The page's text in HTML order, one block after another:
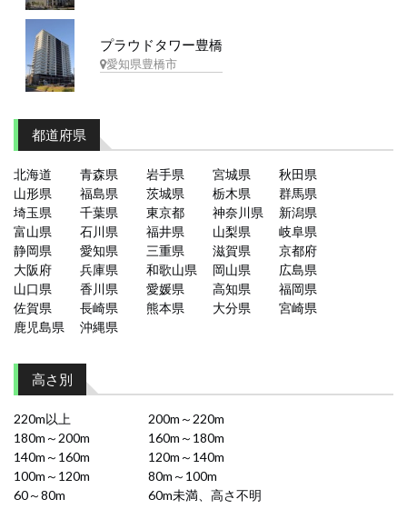
プラウドタワー豊橋
愛知県豊橋市
都道府県
北海道 青森県 岩手県 宮城県
秋田県
山形県
福島県 茨城県 栃木県
群馬県
埼玉県
千葉県 東京都 神奈川県
新潟県
富山県
石川県 福井県 山梨県
岐阜県
静岡県
愛知県 三重県 滋賀県
京都府
大阪府
兵庫県 和歌山県 岡山県
広島県
山口県
香川県 愛媛県 高知県
福岡県
佐賀県
長崎県 熊本県 大分県
宮崎県
鹿児島県
沖縄県
高さ別
220m以上
200m～220m
180m～200m
160m～180m
140m～160m
120m～140m
100m～120m
80m～100m
60～80m
60m未満、高さ不明